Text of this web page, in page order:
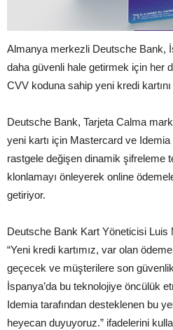
Almanya merkezli Deutsche Bank,
daha güvenli hale getirmek için her
CVV koduna sahip yeni kredi
Deutsche Bank, Tarjeta Calma
yeni kartı için Mastercard ve Idemia
rastgele değişen dinamik şifreleme
klonlamayı önleyerek online
getiriyor.
Deutsche Bank Kart Yöneticisi Luis
“Yeni kredi kartımız, var olan
geçecek ve müşterilere son
İspanya’da bu teknolojiye öncülük
Idemia tarafından desteklenen bu
heyecan duyuyoruz.” ifadelerini